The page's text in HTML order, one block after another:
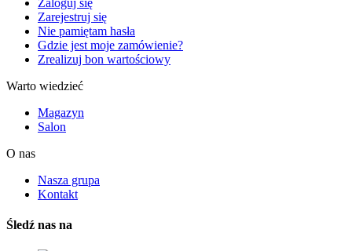
Zaloguj się
Zarejestruj się
Nie pamiętam hasła
Gdzie jest moje zamówienie?
Zrealizuj bon wartościowy
Warto wiedzieć
Magazyn
Salon
O nas
Nasza grupa
Kontakt
Śledź nas na